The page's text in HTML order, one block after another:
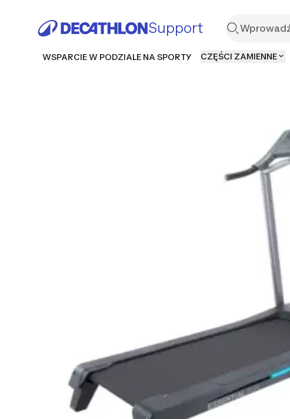
Support
WSPARCIE W PODZIALE NA SPORTY CZĘŚCI ZAMIENNE